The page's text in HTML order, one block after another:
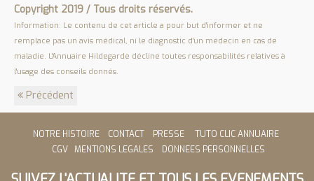
Copyright 2019 / Tous droits réservés.
Information: Le contenu de cet article a pour but d'informer et ne
remplace pas un avis médical, ni le diagnostic d'un médecin en cas de
maladie. L'Annuaire Hildegarde décline toutes responsabilités relatives à
l'usage des conseils donnés.
Précédent
NOTRE HISTOIRE CONTACT PRESSE
TUTO CLIC ANNUAIRE
CGV MENTIONS LEGALES DONNEES PERSONNELLES